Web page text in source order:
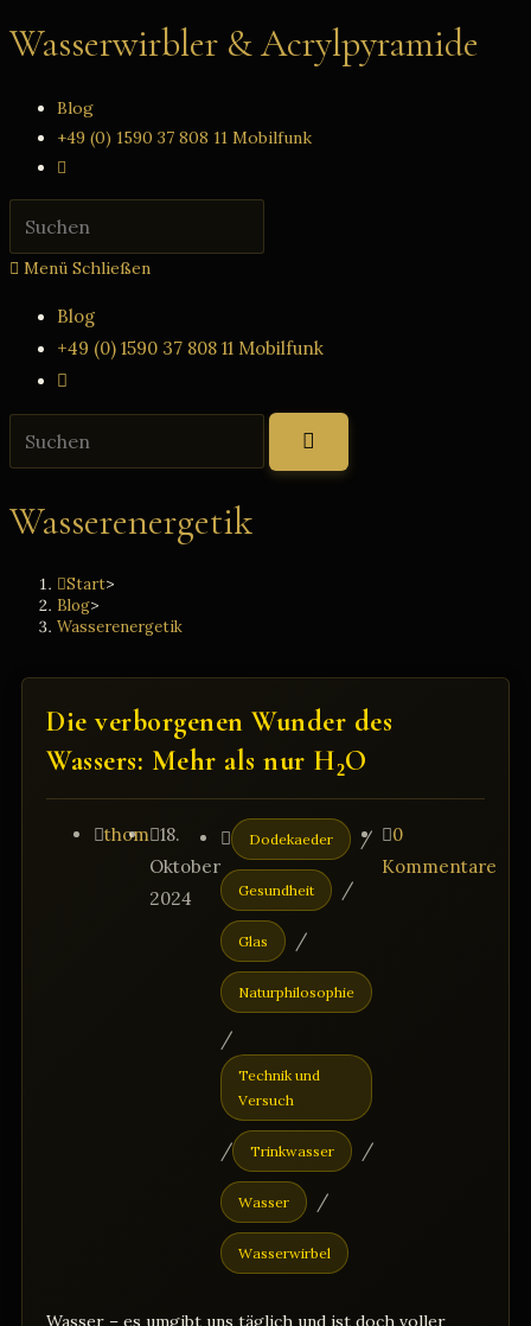
Inhalt
Wasserwirbler & Acrylpyramide
Blog
+49 (0) 1590 37 808 11 Mobilfunk
Website-
Suche
umschalten
search
Menü Schließen
Blog
+49 (0) 1590 37 808 11 Mobilfunk
Website-
Suche
umschalten
Website
Wasserenergetik
Start>
Blog>
Wasserenergetik
Die verborgenen Wunder des
Wassers: Mehr als nur H₂O
Beitrags-
thomBeitrag
veröffentlicht:
18.
Oktober
2024
Beitrags-
Kategorie:
Dodekaeder /
Gesundheit /
Glas /
Naturphilosophie
/
Technik und
Versuch
/ Trinkwasser /
Wasser /
Wasserwirbel
Beitrags-
Kommentare:
0
Kommentare
Wasser – es umgibt uns täglich und ist doch voller